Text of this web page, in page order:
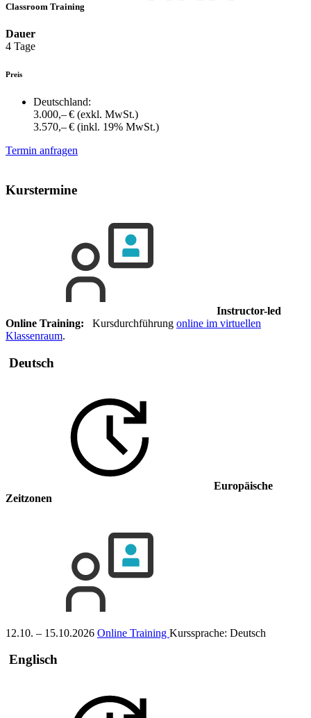
Classroom Training
Dauer
4 Tage
Preis
Deutschland:
3.000,– € (exkl. MwSt.)
3.570,– € (inkl. 19% MwSt.)
Termin anfragen
Kurstermine
Instructor-led
Online Training: Kursdurchführung online im virtuellen
Klassenraum.
Deutsch
Europäische
Zeitzonen
12.10. – 15.10.2026 Online Training Kurssprache: Deutsch
Englisch